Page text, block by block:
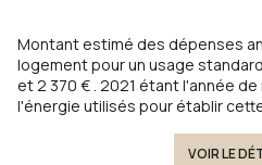
Montant estimé des dépenses
logement pour un usage
et 2 370 € . 2021 étant l'année
l'énergie utilisés pour établir
VOIR LE